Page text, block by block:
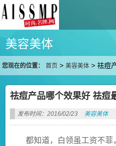
美容美体
您现在的位置： 首页 >美容美体 >祛痘
祛痘产品哪个效果好 祛痘
发布时间：2016/02/23 美容美体
都知道，白领虽工资不